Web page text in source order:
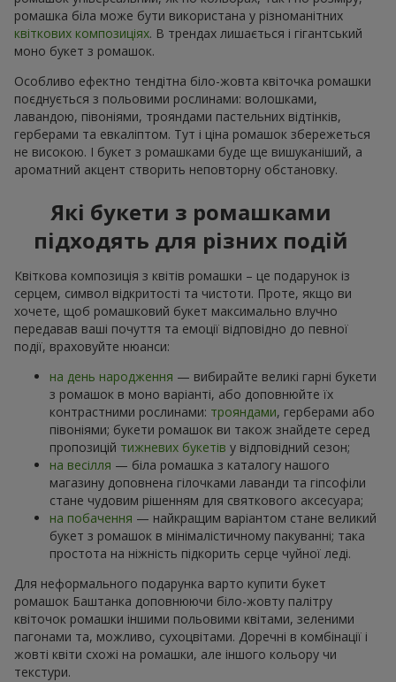
ромашка біла може бути використана у різноманітних
квіткових композиціях. В трендах лишається і гігантський
моно букет з ромашок.
Особливо ефектно тендітна біло-жовта квіточка ромашки
поєднується з польовими рослинами: волошками,
лавандою, півоніями, трояндами пастельних відтінків,
герберами та евкаліптом. Тут і ціна ромашок збережеться
не високою. І букет з ромашками буде ще вишуканіший, а
ароматний акцент створить неповторну обстановку.
Які букети з ромашками
підходять для різних подій
Квіткова композиція з квітів ромашки – це подарунок із
серцем, символ відкритості та чистоти. Проте, якщо ви
хочете, щоб ромашковий букет максимально влучно
передавав ваші почуття та емоції відповідно до певної
події, враховуйте нюанси:
на день народження — вибирайте великі гарні букети
з ромашок в моно варіанті, або доповнюйте їх
контрастними рослинами: трояндами, герберами або
півоніями; букети ромашок ви також знайдете серед
пропозицій тижневих букетів у відповідний сезон;
на весілля — біла ромашка з каталогу нашого
магазину доповнена гілочками лаванди та гіпсофіли
стане чудовим рішенням для святкового аксесуара;
на побачення — найкращим варіантом стане великий
букет з ромашок в мінімалістичному пакуванні; така
простота на ніжність підкорить серце чуйної леді.
Для неформального подарунка варто купити букет
ромашок Баштанка доповнюючи біло-жовту палітру
квіточок ромашки іншими польовими квітами, зеленими
пагонами та, можливо, сухоцвітами. Доречні в комбінації і
жовті квіти схожі на ромашки, але іншого кольору чи
текстури.